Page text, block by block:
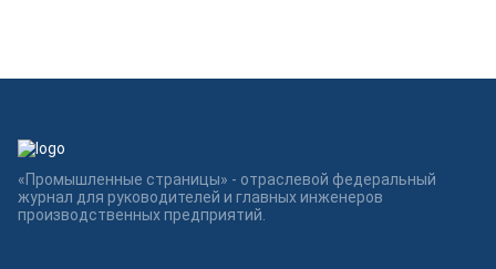
«Промышленные страницы» - отраслевой федеральный
журнал для руководителей и главных инженеров
производственных предприятий.